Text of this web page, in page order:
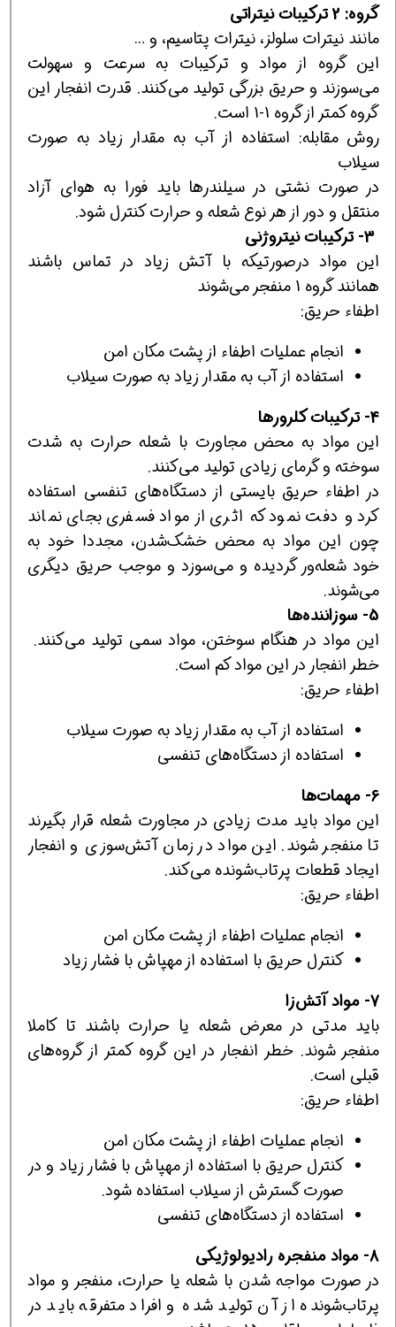
گروه: 2 ترکیبات نیتراتی
مانند نيترات سلولز، نيترات پتاسيم، و …
اين گروه از مواد و تركيبات به سرعت و سهولت
مي‌سوزند و حريق بزرگي توليد مي‌كنند. قدرت انفجار اين
گروه كمتر از گروه 1-1 است.
روش مقابله: استفاده از آب به مقدار زياد به صورت
سيلاب
در صورت نشتي در سيلندرها بايد فورا به هواي آزاد
منتقل و دور از هر نوع شعله و حرارت كنترل شود.
اين مواد درصورتيكه با آتش زياد در تماس باشند
همانند گروه 1 منفجر مي‌شوند
اطفاء حريق:
انجام عمليات اطفاء از پشت مكان امن
استفاده از آب به مقدار زياد به صورت سيلاب
4- تركيبات كلرورها
اين مواد به محض مجاورت با شعله حرارت به شدت
سوخته و گرماي زيادي توليد مي‌كنند.
در اطفاء حريق بايستي از دستگاه‌هاي تنفسي استفاده
كرد و دفت نمود كه اثري از مواد فسفري بجاي نماند
چون اين مواد به محض خشك‌شدن، مجددا خود به
خود شعله‌ور گرديده و مي‌سوزد و موجب حريق ديگري
مي‌شوند.
5- سوزاننده‌ها
اين مواد در هنگام سوختن، مواد سمي توليد مي‌كنند.
خطر انفجار در اين مواد كم است.
اطفاء حريق:
استفاده از آب به مقدار زياد به صورت سيلاب
استفاده از دستگاه‌هاي تنفسي
6- مهمات‌ها
اين مواد بايد مدت زيادي در مجاورت شعله قرار بگيرند
تا منفجر شوند. اين مواد در زمان آتش‌سوزي و انفجار
ايجاد قطعات پرتاب‌شونده مي‌كند.
اطفاء حريق:
انجام عمليات اطفاء از پشت مكان امن
كنترل حريق با استفاده از مهپاش با فشار زياد
7- مواد آتش‌زا
بايد مدتي در معرض شعله يا حرارت باشند تا كاملا
منفجر شوند. خطر انفجار در اين گروه كمتر از گروه‌هاي
قبلي است.
اطفاء حريق:
انجام عمليات اطفاء از پشت مكان امن
كنترل حريق با استفاده از مهپاش با فشار زياد و در
صورت گسترش از سيلاب استفاده شود.
استفاده از دستگاه‌هاي تنفسي
8- مواد منفجره راديولوژیکی
در صورت مواجه شدن با شعله يا حرارت، منفجر و مواد
پرتاب‌شونده از آن توليد شده و افراد متفرقه بايد در